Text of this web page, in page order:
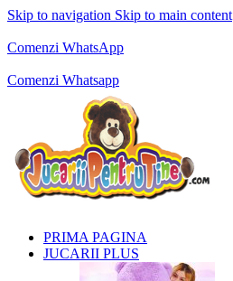
Skip to navigation Skip to main content
Comenzi WhatsApp
Comenzi Whatsapp
PRIMA PAGINA
JUCARII PLUS